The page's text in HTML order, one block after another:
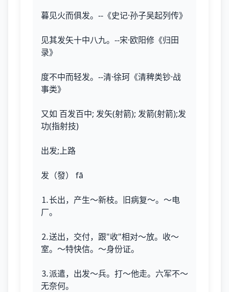
暮见火而俱发。--《史记·孙子吴起列传》
见其发矢十中八九。--宋·欧阳修《归田
录》
度不中而轻发。--清·徐珂《清稗类钞·战
事类》
又如 百发百中; 发矢(射箭); 发箭(射箭);发
功(指射技)
出发;上路
发（發） fā
⒈长出，产生～新枝。旧病复～。～电
厂。
⒉送出，交付，跟"收"相对～放。收～
室。～特快信。～身份证。
⒊派遣，出发～兵。打～他走。六军不～
无奈何。